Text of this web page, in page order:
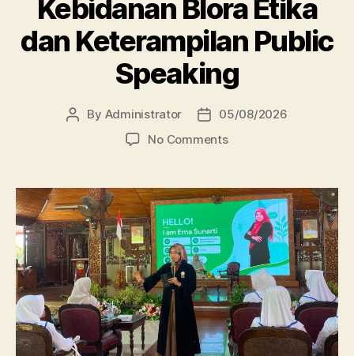
Kebidanan Blora Etika
dan Keterampilan Public
Speaking
Post
By Administrator
Post
date
05/08/2026
No Commentson
Unissula
Bekali
Mahasiswa
Kebidanan
Blora
Etika
dan
Keterampilan
Public
Speaking